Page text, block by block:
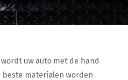
uw auto met de hand
beste materialen worden